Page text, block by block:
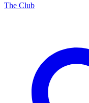
The Club